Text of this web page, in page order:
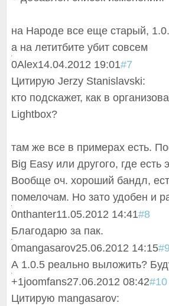
на Народе все еще старый,
а на летитбите убит совсем
0Alex14.04.2012 19:01#7
Цитирую Jerzy Stanislavski:
кто подскажет, как в
Lightbox?
там же все в примерах есть.
Big Easy или другого, где
Вообще оч. хороший бандл,
помелочам. Но зато удобен и
0nthanter11.05.2012 14:41#8
Благодарю за пак.
0mangasarov25.06.2012 14:15#9
А 1.0.5 реально выложить?
+1joomfans27.06.2012 08:42#10
Цитирую mangasarov: